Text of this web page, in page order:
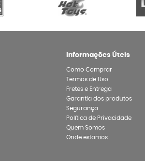
Informações Úteis
Como Comprar
Termos de Uso
Fretes e Entrega
Garantia dos produtos
Segurança
Política de Privacidade
Quem Somos
Onde estamos